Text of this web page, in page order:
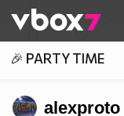
👾
🎉 PARTY TIME
alexproto